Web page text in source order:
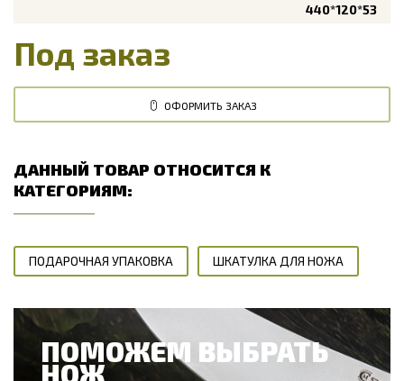
440*120*53
Под заказ
ОФОРМИТЬ ЗАКАЗ
ДАННЫЙ ТОВАР ОТНОСИТСЯ К
КАТЕГОРИЯМ:
ПОДАРОЧНАЯ УПАКОВКА ШКАТУЛКА ДЛЯ НОЖА
ПОМОЖЕМ ВЫБРАТЬ
НОЖ